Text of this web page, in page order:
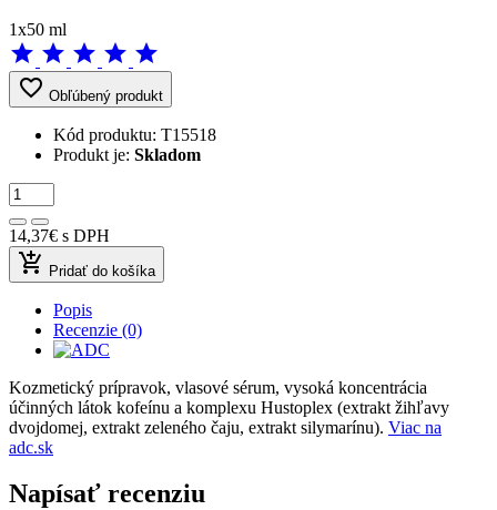
1x50 ml
star star star star star
favorite_border Obľúbený produkt
Kód produktu: T15518
Produkt je: Skladom
14,37€ s DPH
add_shopping_cart Pridať do košíka
Popis
Recenzie (0)
Kozmetický prípravok, vlasové sérum, vysoká koncentrácia
účinných látok kofeínu a komplexu Hustoplex (extrakt žihľavy
dvojdomej, extrakt zeleného čaju, extrakt silymarínu). Viac na
adc.sk
Napísať recenziu